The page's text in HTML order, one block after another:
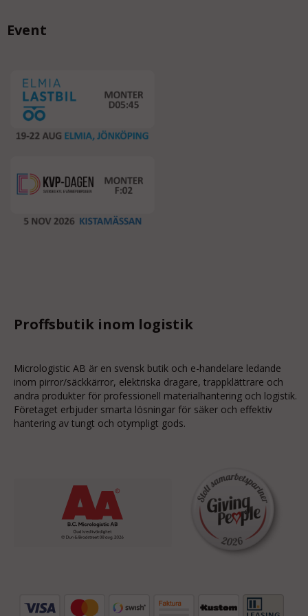
Event
Proffsbutik inom logistik
Micrologistic AB är en svensk butik och e-handelare ledande
inom pirror/säckkärror, elektriska dragare, trappklättrare och
andra produkter för professionell materialhantering och logistik.
Företaget erbjuder smarta lösningar för säker och effektiv
hantering av tungt och otympligt gods.